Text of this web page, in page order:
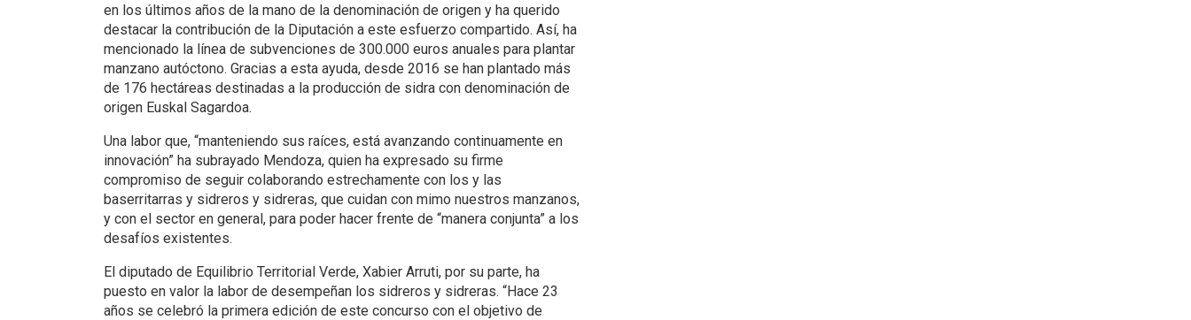
en los últimos años de la mano de la denominación de origen y ha querido
destacar la contribución de la Diputación a este esfuerzo compartido. Así, ha
mencionado la línea de subvenciones de 300.000 euros anuales para plantar
manzano autóctono. Gracias a esta ayuda, desde 2016 se han plantado más
de 176 hectáreas destinadas a la producción de sidra con denominación de
origen Euskal Sagardoa.
Una labor que, “manteniendo sus raíces, está avanzando continuamente en
innovación” ha subrayado Mendoza, quien ha expresado su firme
compromiso de seguir colaborando estrechamente con los y las
baserritarras y sidreros y sidreras, que cuidan con mimo nuestros manzanos,
y con el sector en general, para poder hacer frente de “manera conjunta” a los
desafíos existentes.
El diputado de Equilibrio Territorial Verde, Xabier Arruti, por su parte, ha
puesto en valor la labor de desempeñan los sidreros y sidreras. “Hace 23
años se celebró la primera edición de este concurso con el objetivo de